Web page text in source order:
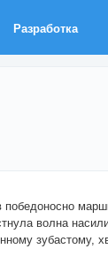
Разработка
победоносно
волна